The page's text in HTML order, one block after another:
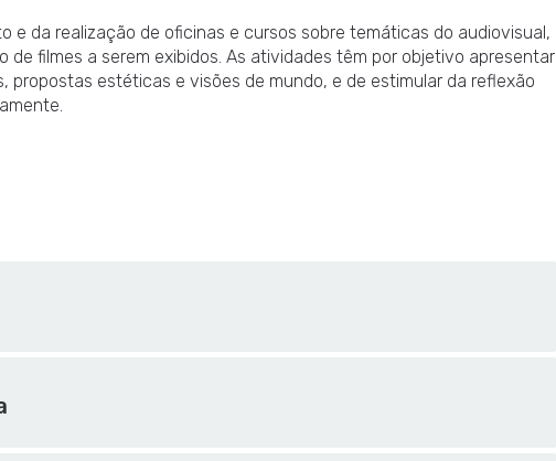
e da realização de oficinas e cursos sobre temáticas do audiovisual,
de filmes a serem exibidos. As atividades têm por objetivo apresentar
propostas estéticas e visões de mundo, e de estimular da reflexão